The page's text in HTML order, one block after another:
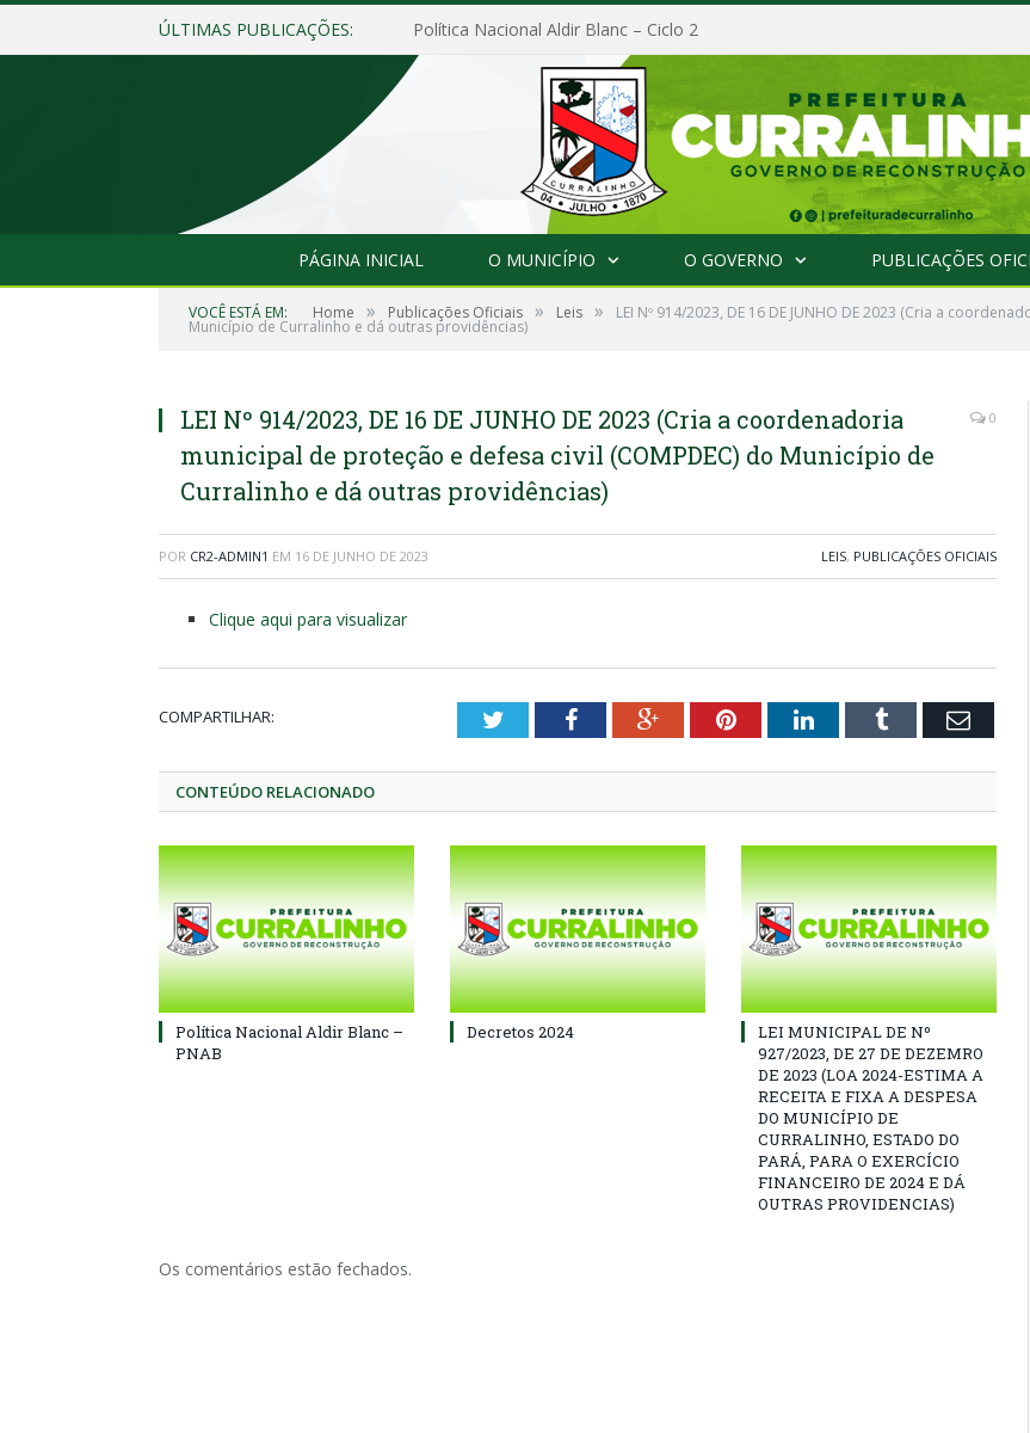
ÚLTIMAS PUBLICAÇÕES: Política Nacional Aldir Blanc – Ciclo 2
PÁGINA INICIAL O MUNICÍPIO O GOVERNO PUBLICAÇÕES
VOCÊ ESTÁ EM: Home » Publicações Oficiais » Leis » LEI Nº 914/2023, DE 16 DE JUNHO DE 2023 (Cria a
Município de Curralinho e dá outras providências)
LEI Nº 914/2023, DE 16 DE JUNHO DE 2023 (Cria a coordenadoria
municipal de proteção e defesa civil (COMPDEC) do Município de
Curralinho e dá outras providências)
0
POR CR2-ADMIN1 EM 16 DE JUNHO DE 2023 LEIS, PUBLICAÇÕES OFICIAIS
Clique aqui para visualizar
COMPARTILHAR: TwitterFacebookGoogle+PinterestLinkedInTumblr Email
CONTEÚDO RELACIONADO
Política Nacional Aldir Blanc –
PNAB
Decretos 2024
LEI MUNICIPAL DE Nº
927/2023, DE 27 DE DEZEMRO
DE 2023 (LOA 2024-ESTIMA A
RECEITA E FIXA A DESPESA
DO MUNICÍPIO DE
CURRALINHO, ESTADO DO
PARÁ, PARA O EXERCÍCIO
FINANCEIRO DE 2024 E DÁ
OUTRAS PROVIDENCIAS)
Os comentários estão fechados.